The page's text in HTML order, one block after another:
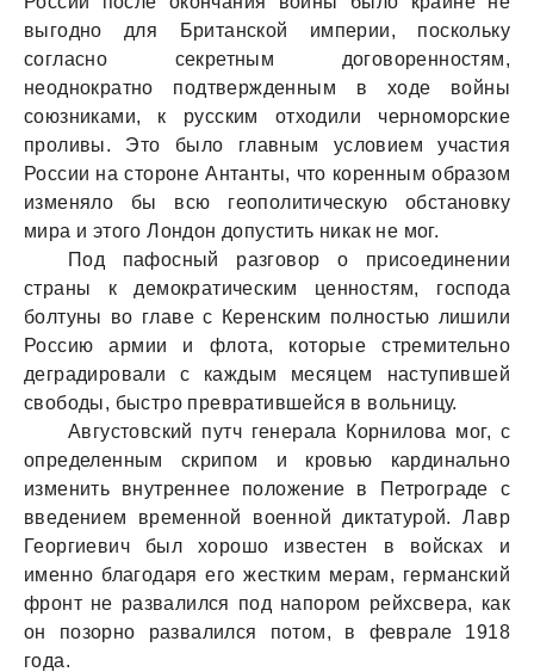
выгодно для Британской империи, поскольку
согласно секретным договоренностям,
неоднократно подтвержденным в ходе войны
союзниками, к русским отходили черноморские
проливы. Это было главным условием участия
России на стороне Антанты, что коренным образом
изменяло бы всю геополитическую обстановку
мира и этого Лондон допустить никак не мог.
Под пафосный разговор о присоединении
страны к демократическим ценностям, господа
болтуны во главе с Керенским полностью лишили
Россию армии и флота, которые стремительно
деградировали с каждым месяцем наступившей
свободы, быстро превратившейся в вольницу.
Августовский путч генерала Корнилова мог, с
определенным скрипом и кровью кардинально
изменить внутреннее положение в Петрограде с
введением временной военной диктатурой. Лавр
Георгиевич был хорошо известен в войсках и
именно благодаря его жестким мерам, германский
фронт не развалился под напором рейхсвера, как
он позорно развалился потом, в феврале 1918
года.